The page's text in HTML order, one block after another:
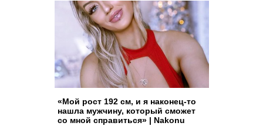
«Мой рост 192 см, и я наконец-то
нашла мужчину, который сможет
со мной справиться» | Nakonu